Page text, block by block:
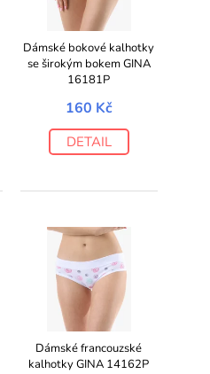
Dámské bokové kalhotky
se širokým bokem GINA
16181P
160 Kč
DETAIL
Dámské francouzské
kalhotky GINA 14162P